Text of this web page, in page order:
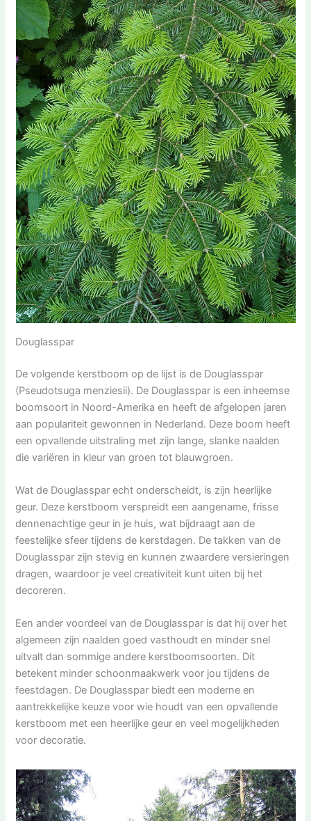
Douglasspar
De volgende kerstboom op de lijst is de Douglasspar
(Pseudotsuga menziesii). De Douglasspar is een inheemse
boomsoort in Noord-Amerika en heeft de afgelopen jaren
aan populariteit gewonnen in Nederland. Deze boom heeft
een opvallende uitstraling met zijn lange, slanke naalden
die variëren in kleur van groen tot blauwgroen.
Wat de Douglasspar echt onderscheidt, is zijn heerlijke
geur. Deze kerstboom verspreidt een aangename, frisse
dennenachtige geur in je huis, wat bijdraagt aan de
feestelijke sfeer tijdens de kerstdagen. De takken van de
Douglasspar zijn stevig en kunnen zwaardere versieringen
dragen, waardoor je veel creativiteit kunt uiten bij het
decoreren.
Een ander voordeel van de Douglasspar is dat hij over het
algemeen zijn naalden goed vasthoudt en minder snel
uitvalt dan sommige andere kerstboomsoorten. Dit
betekent minder schoonmaakwerk voor jou tijdens de
feestdagen. De Douglasspar biedt een moderne en
aantrekkelijke keuze voor wie houdt van een opvallende
kerstboom met een heerlijke geur en veel mogelijkheden
voor decoratie.